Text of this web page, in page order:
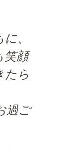
、
笑顔
たら
過ご